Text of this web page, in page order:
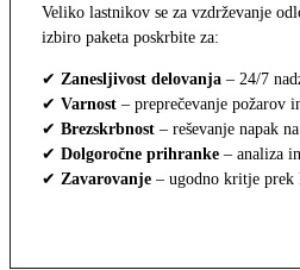
Veliko lastnikov se za vzdrževanje
izbiro paketa poskrbite za:
✔ Zanesljivost delovanja – 24/7
✔ Varnost – preprečevanje požarov
✔ Brezskrbnost – reševanje napak
✔ Dolgoročne prihranke – analiza
✔ Zavarovanje – ugodno kritje prek